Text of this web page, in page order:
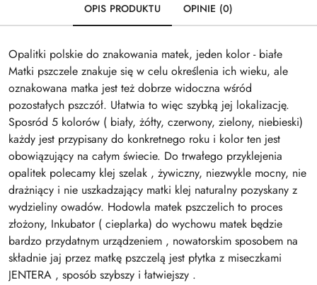
OPIS PRODUKTU OPINIE (0)
Opalitki polskie do znakowania matek, jeden kolor - białe
Matki pszczele znakuje się w celu określenia ich wieku, ale
oznakowana matka jest też dobrze widoczna wśród
pozostałych pszczół. Ułatwia to więc szybką jej lokalizację.
Sposród 5 kolorów ( biały, żółty, czerwony, zielony, niebieski)
każdy jest przypisany do konkretnego roku i kolor ten jest
obowiązujący na całym świecie. Do trwałego przyklejenia
opalitek polecamy klej szelak , żywiczny, niezwykle mocny, nie
drażniący i nie uszkadzający matki klej naturalny pozyskany z
wydzieliny owadów. Hodowla matek pszczelich to proces
złożony, Inkubator ( cieplarka) do wychowu matek będzie
bardzo przydatnym urządzeniem , nowatorskim sposobem na
składnie jaj przez matkę pszczelą jest płytka z miseczkami
JENTERA , sposób szybszy i łatwiejszy .